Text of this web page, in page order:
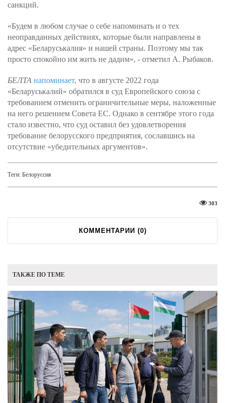
санкций.
«Будем в любом случае о себе напоминать и о тех
неоправданных действиях, которые были направлены в
адрес «Беларуськалия» и нашей страны. Поэтому мы так
просто спокойно им жить не дадим», - отметил А. Рыбаков.
БЕЛТА напоминает, что в августе 2022 года
«Беларуськалий» обратился в суд Европейского союза с
требованием отменить ограничительные меры, наложенные
на него решением Совета ЕС. Однако в сентябре этого года
стало известно, что суд оставил без удовлетворения
требование белорусского предприятия, сославшись на
отсутствие «убедительных аргументов».
Теги: Белоруссия
303
КОММЕНТАРИИ (0)
ТАКЖЕ ПО ТЕМЕ